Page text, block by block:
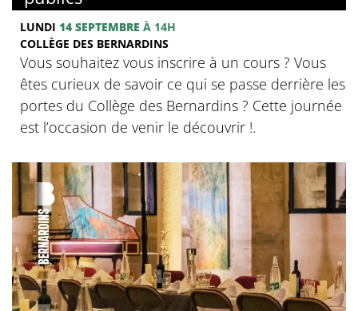
LUNDI 14 SEPTEMBRE À 14H
COLLÈGE DES BERNARDINS
Vous souhaitez vous inscrire à un cours ? Vous
êtes curieux de savoir ce qui se passe derrière les
portes du Collège des Bernardins ? Cette journée
est l’occasion de venir le découvrir !.